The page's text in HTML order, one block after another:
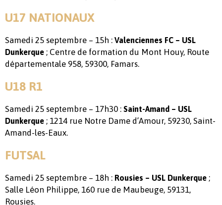
U17 NATIONAUX
Samedi 25 septembre – 15h : Valenciennes FC – USL
Dunkerque ; Centre de formation du Mont Houy, Route
départementale 958, 59300, Famars.
U18 R1
Samedi 25 septembre – 17h30 : Saint-Amand – USL
Dunkerque ; 1214 rue Notre Dame d’Amour, 59230, Saint-
Amand-les-Eaux.
FUTSAL
Samedi 25 septembre – 18h : Rousies – USL Dunkerque ;
Salle Léon Philippe, 160 rue de Maubeuge, 59131,
Rousies.